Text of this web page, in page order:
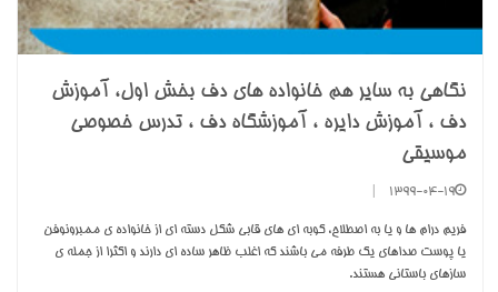
نگاهی به سایر هم خانواده های دف بخش اول، آموزش
دف ، آموزش دایره ، آموزشگاه دف ، تدرس خصوصی
موسیقی
1399-04-19
فریم درام ها و یا به اصطلاح، کوبه ای های قابی شکل دسته ای از خانواده ی ممبرونوفن
یا پوست صداهای یک طرفه می باشند که اغلب ظاهر ساده ای دارند و اکثرا از جمله ی
سازهای باستانی هستند.